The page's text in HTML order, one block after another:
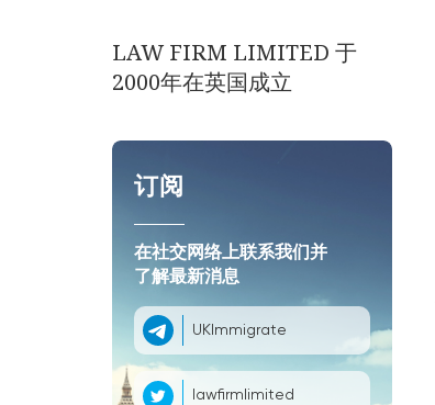
LAW FIRM LIMITED 于
2000年在英国成立
订阅
在社交网络上联系我们并
了解最新消息
UKImmigrate
lawfirmlimited